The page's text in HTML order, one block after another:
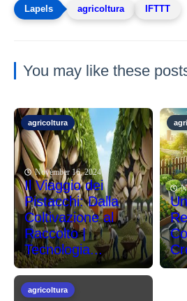
agricoltura IFTTT
You may like these
agricoltura
November 16, 2024
Il Viaggio dei
Pistacchi: Dalla
Coltivazione al
Raccolto |
Tecnologia...
agricoltura